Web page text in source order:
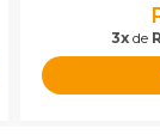
3x de